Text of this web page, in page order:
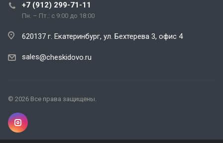
+7 (912) 299-71-11
Пн. – Пт.: с 9:00 до 18:00
620137 г. Екатеринбург, ул. Бехтерева 3, офис 4
sales@cheskidovo.ru
© 2026 Все права защищены.